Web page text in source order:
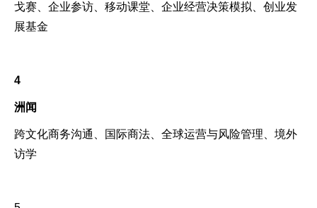
戈赛、企业参访、移动课堂、企业经营决策模拟、创业发
展基金
4
洲闻
跨文化商务沟通、国际商法、全球运营与风险管理、境外
访学